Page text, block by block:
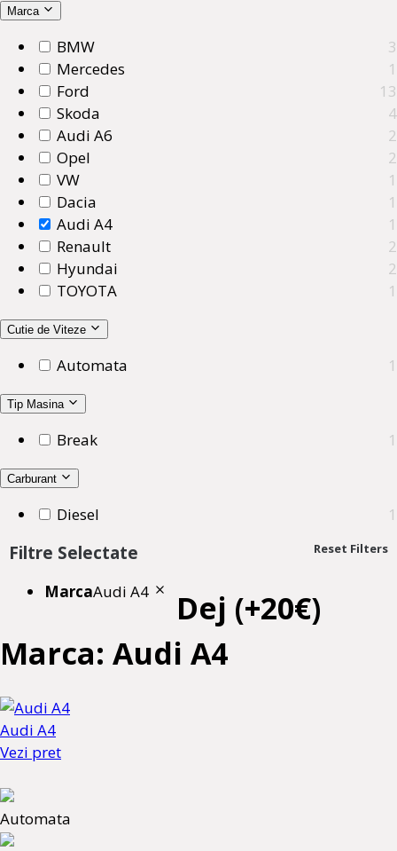
Marca
BMW
3
Mercedes
1
Ford
13
Skoda
4
Audi A6
2
Opel
2
VW
1
Dacia
1
Audi A4
1
Renault
2
Hyundai
2
TOYOTA
1
Cutie de Viteze
Automata 1
Tip Masina
Break 1
Carburant
Diesel 1
Filtre Selectate Reset Filters
MarcaAudi A4
Dej (+20€)
Marca: Audi A4
Audi A4
Vezi pret
Automata